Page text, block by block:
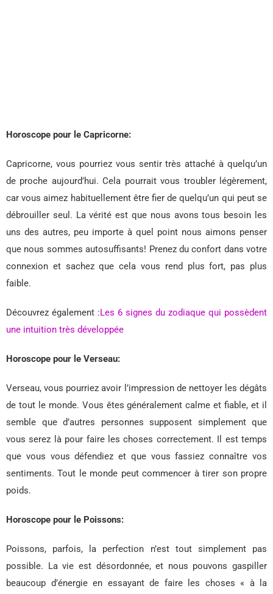
Horoscope pour le Capricorne:
Capricorne, vous pourriez vous sentir très attaché à quelqu’un
de proche aujourd’hui. Cela pourrait vous troubler légèrement,
car vous aimez habituellement être fier de quelqu’un qui peut se
débrouiller seul. La vérité est que nous avons tous besoin les
uns des autres, peu importe à quel point nous aimons penser
que nous sommes autosuffisants! Prenez du confort dans votre
connexion et sachez que cela vous rend plus fort, pas plus
faible.
Découvrez également :Les 6 signes du zodiaque qui possèdent
une intuition très développée
Horoscope pour le Verseau:
Verseau, vous pourriez avoir l’impression de nettoyer les dégâts
de tout le monde. Vous êtes généralement calme et fiable, et il
semble que d’autres personnes supposent simplement que
vous serez là pour faire les choses correctement. Il est temps
que vous vous défendiez et que vous fassiez connaître vos
sentiments. Tout le monde peut commencer à tirer son propre
poids.
Horoscope pour le Poissons:
Poissons, parfois, la perfection n’est tout simplement pas
possible. La vie est désordonnée, et nous pouvons gaspiller
beaucoup d’énergie en essayant de faire les choses « à la